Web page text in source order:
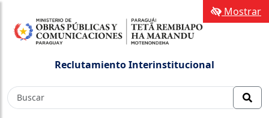
Reclutamiento Interinstitucional
Mostrar